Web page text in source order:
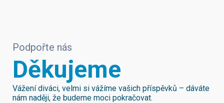
Podpořte nás
Děkujeme
Vážení diváci, velmi si vážíme vašich příspěvků – dáváte
nám naději, že budeme moci pokračovat.